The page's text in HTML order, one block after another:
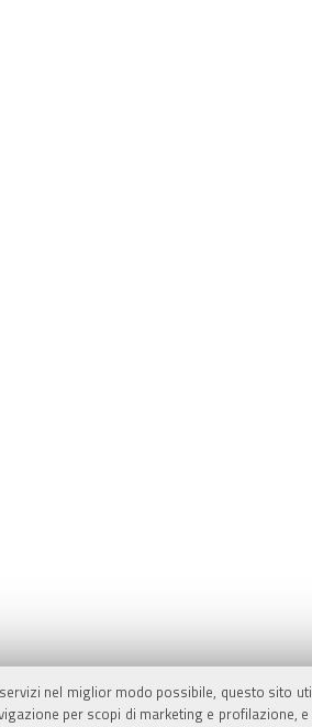
nel miglior modo possibile, questo sito
per scopi di marketing e